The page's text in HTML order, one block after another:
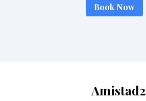
Book Now
Amistad2